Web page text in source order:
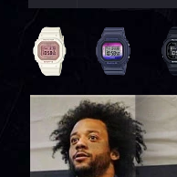
ВСЕ CASIO
CASIO G-
CASIO BABY-G
CASIO PRO
CASIO EDIFICE